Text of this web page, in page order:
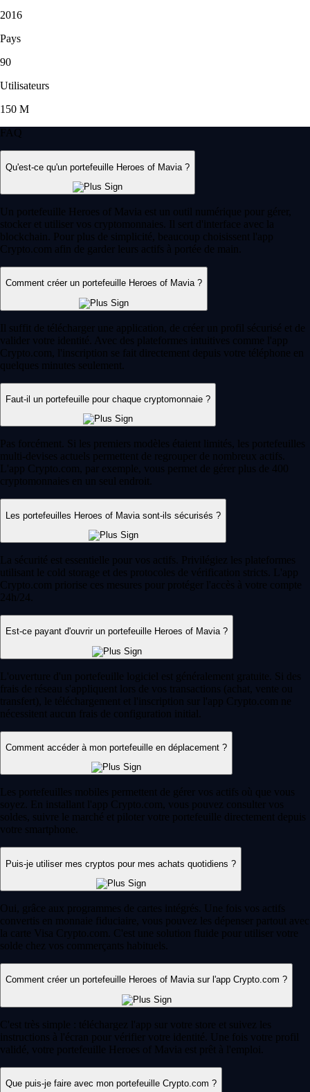
2016
Pays
90
Utilisateurs
150 M
FAQ
Qu'est-ce qu'un portefeuille Heroes of Mavia ?
Un portefeuille Heroes of Mavia est un outil numérique pour gérer,
stocker et utiliser vos cryptomonnaies. Il sert d'interface avec la
blockchain. Pour plus de simplicité, beaucoup choisissent l'app
Crypto.com afin de garder leurs actifs à portée de main.
Comment créer un portefeuille Heroes of Mavia ?
Il suffit de télécharger une application, de créer un profil sécurisé et de
valider votre identité. Avec des plateformes intuitives comme l'app
Crypto.com, l'inscription se fait directement depuis votre téléphone en
quelques minutes seulement.
Faut-il un portefeuille pour chaque cryptomonnaie ?
Pas forcément. Si les premiers modèles étaient limités, les portefeuilles
multi-devises actuels permettent de regrouper de nombreux actifs.
L'app Crypto.com, par exemple, vous permet de gérer plus de 400
cryptomonnaies en un seul endroit.
Les portefeuilles Heroes of Mavia sont-ils sécurisés ?
La sécurité est essentielle pour vos actifs. Privilégiez les plateformes
utilisant le cold storage et des protocoles de vérification stricts. L'app
Crypto.com priorise ces mesures pour protéger l'accès à votre compte
24h/24.
Est-ce payant d'ouvrir un portefeuille Heroes of Mavia ?
L'ouverture d'un portefeuille logiciel est généralement gratuite. Si des
frais de réseau s'appliquent lors de vos transactions (achat, vente ou
transfert), le téléchargement et l'inscription sur l'app Crypto.com ne
nécessitent aucun frais de configuration initial.
Comment accéder à mon portefeuille en déplacement ?
Les portefeuilles mobiles permettent de gérer vos actifs où que vous
soyez. En installant l'app Crypto.com, vous pouvez consulter vos
soldes, suivre le marché et piloter votre portefeuille directement depuis
votre smartphone.
Puis-je utiliser mes cryptos pour mes achats quotidiens ?
Oui, grâce aux programmes de cartes intégrés. Une fois vos actifs
convertis en monnaie fiduciaire, vous pouvez les dépenser partout avec
la carte Visa Crypto.com. C'est une solution fluide pour utiliser votre
solde chez vos commerçants habituels.
Comment créer un portefeuille Heroes of Mavia sur l'app Crypto.com ?
C'est très simple : téléchargez l'app sur votre store et suivez les
instructions à l'écran pour vérifier votre identité. Une fois votre profil
validé, votre portefeuille Heroes of Mavia est prêt à l'emploi.
Que puis-je faire avec mon portefeuille Crypto.com ?